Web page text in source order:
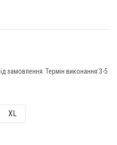
замовлення. Термін виконання 3-5
XL